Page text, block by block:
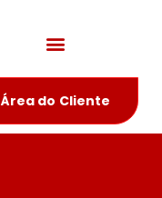
Área do Cliente